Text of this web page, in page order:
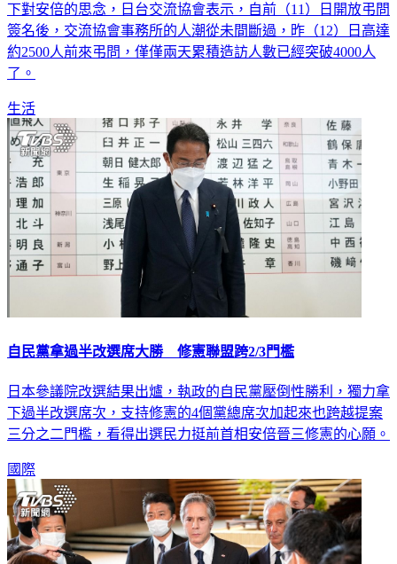
下對安倍的思念，日台交流協會表示，自前（11）日開放弔問
簽名後，交流協會事務所的人潮從未間斷過，昨（12）日高達
約2500人前來弔問，僅僅兩天累積造訪人數已經突破4000人
了。
生活
自民黨拿過半改選席大勝 修憲聯盟跨2/3門檻
日本參議院改選結果出爐，執政的自民黨壓倒性勝利，獨力拿
下過半改選席次，支持修憲的4個黨總席次加起來也跨越提案
三分之二門檻，看得出選民力挺前首相安倍晉三修憲的心願。
國際